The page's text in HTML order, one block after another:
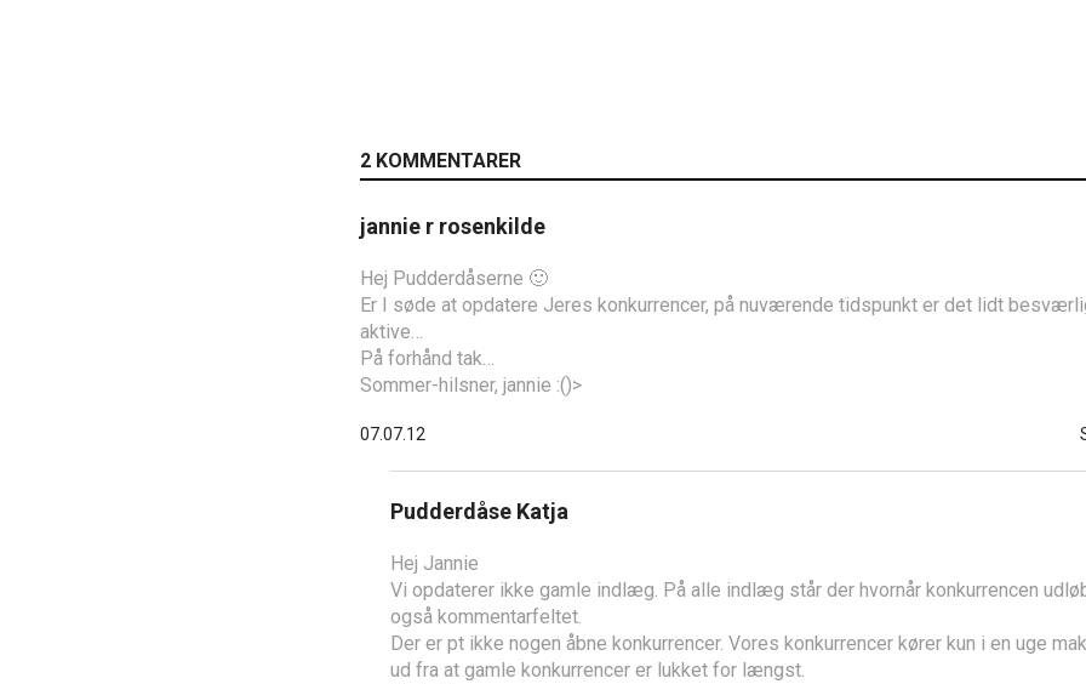
2 KOMMENTARER
jannie r rosenkilde
Hej Pudderdåserne 🙂
Er I søde at opdatere Jeres konkurrencer, på nuværende tidspunkt er det lidt
aktive…
På forhånd tak…
Sommer-hilsner, jannie :()>
07.07.12
Pudderdåse Katja
Hej Jannie
Vi opdaterer ikke gamle indlæg. På alle indlæg står der hvornår konkurrencen
også kommentarfeltet.
Der er pt ikke nogen åbne konkurrencer. Vores konkurrencer kører kun i en uge
ud fra at gamle konkurrencer er lukket for længst.